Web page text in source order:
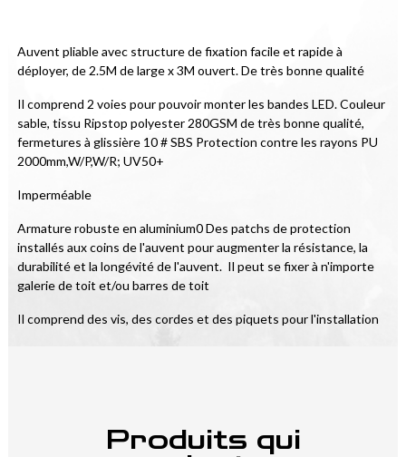
Auvent pliable avec structure de fixation facile et rapide à
déployer, de 2.5M de large x 3M ouvert. De très bonne qualité
Il comprend 2 voies pour pouvoir monter les bandes LED. Couleur
sable, tissu Ripstop polyester 280GSM de très bonne qualité,
fermetures à glissière 10 # SBS Protection contre les rayons PU
2000mm,W/P,W/R; UV50+
Imperméable
Armature robuste en aluminium0 Des patchs de protection
installés aux coins de l'auvent pour augmenter la résistance, la
durabilité et la longévité de l'auvent.  Il peut se fixer à n'importe
galerie de toit et/ou barres de toit
Il comprend des vis, des cordes et des piquets pour l'installation
Produits qui